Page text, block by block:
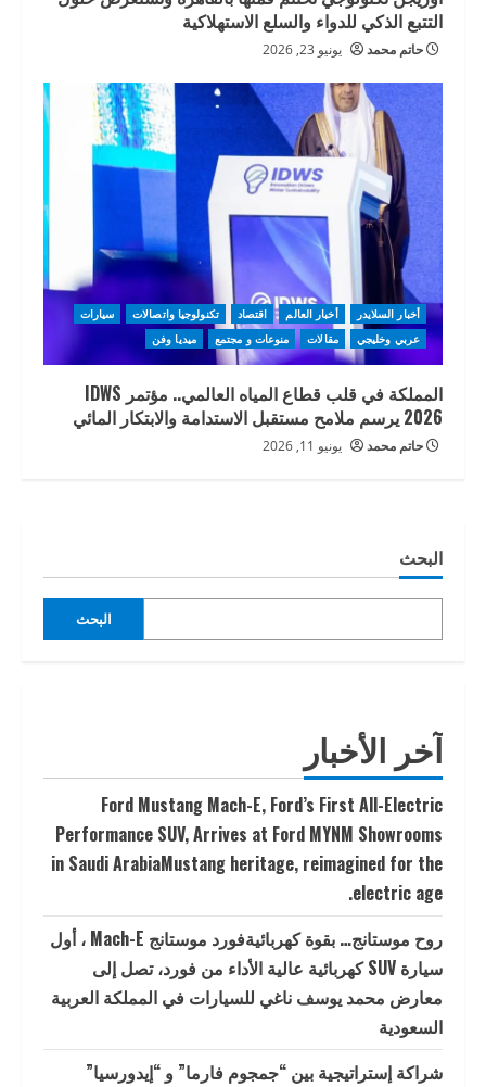
التتبع الذكي للدواء والسلع الاستهلاكية
حاتم محمد يونيو 23, 2026
أخبار السلايدر أخبار العالم اقتصاد تكنولوجيا واتصالات
سيارات
عربي وخليجي
مقالات منوعات و مجتمع ميديا وفن
المملكة في قلب قطاع المياه العالمي.. مؤتمر IDWS
2026 يرسم ملامح مستقبل الاستدامة والابتكار المائي
حاتم محمد يونيو 11, 2026
البحث
البحث
آخر الأخبار
Ford Mustang Mach-E, Ford’s First All-Electric
Performance SUV, Arrives at Ford MYNM Showrooms
in Saudi ArabiaMustang heritage, reimagined for the
electric age.
روح موستانج… بقوة كهربائيةفورد موستانج Mach-E ، أول
سيارة SUV كهربائية عالية الأداء من فورد، تصل إلى
معارض محمد يوسف ناغي للسيارات في المملكة العربية
السعودية
شراكة إستراتيجية بين “جمجوم فارما” و “إيدورسيا”